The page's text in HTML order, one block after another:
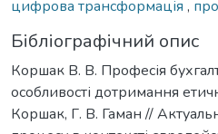
цифрова трансформація ,
Бібліографічний опис
Коршак В. В. Професія
особливості дотримання
Коршак, Г. В. Гаман //